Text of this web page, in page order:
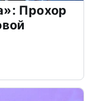
Прохор